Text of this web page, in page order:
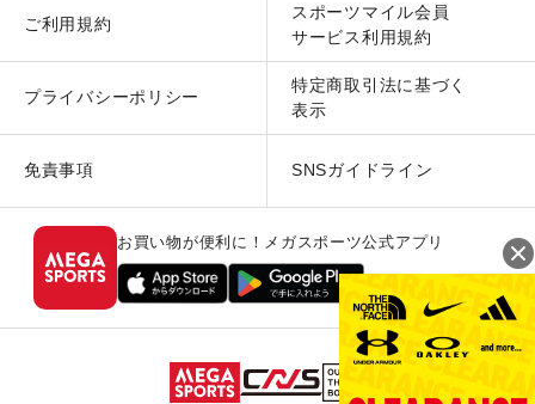
ご利用規約
スポーツマイル会員
サービス利用規約
プライバシーポリシー
特定商取引法に基づく
表示
免責事項 SNSガイドライン
お買い物が便利に！メガスポーツ公式アプリ